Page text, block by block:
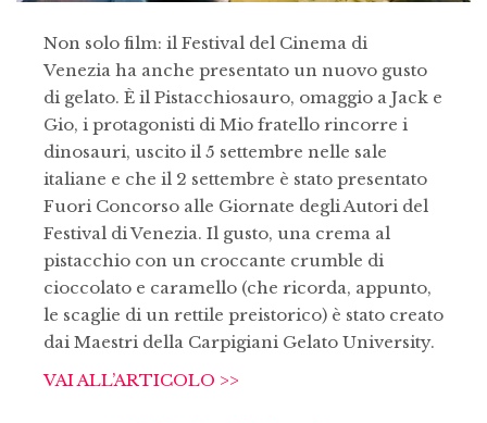
Non solo film: il Festival del Cinema di
Venezia ha anche presentato un nuovo gusto
di gelato. È il Pistacchiosauro, omaggio a Jack e
Gio, i protagonisti di Mio fratello rincorre i
dinosauri, uscito il 5 settembre nelle sale
italiane e che il 2 settembre è stato presentato
Fuori Concorso alle Giornate degli Autori del
Festival di Venezia. Il gusto, una crema al
pistacchio con un croccante crumble di
cioccolato e caramello (che ricorda, appunto,
le scaglie di un rettile preistorico) è stato creato
dai Maestri della Carpigiani Gelato University.
VAI ALL’ARTICOLO >>